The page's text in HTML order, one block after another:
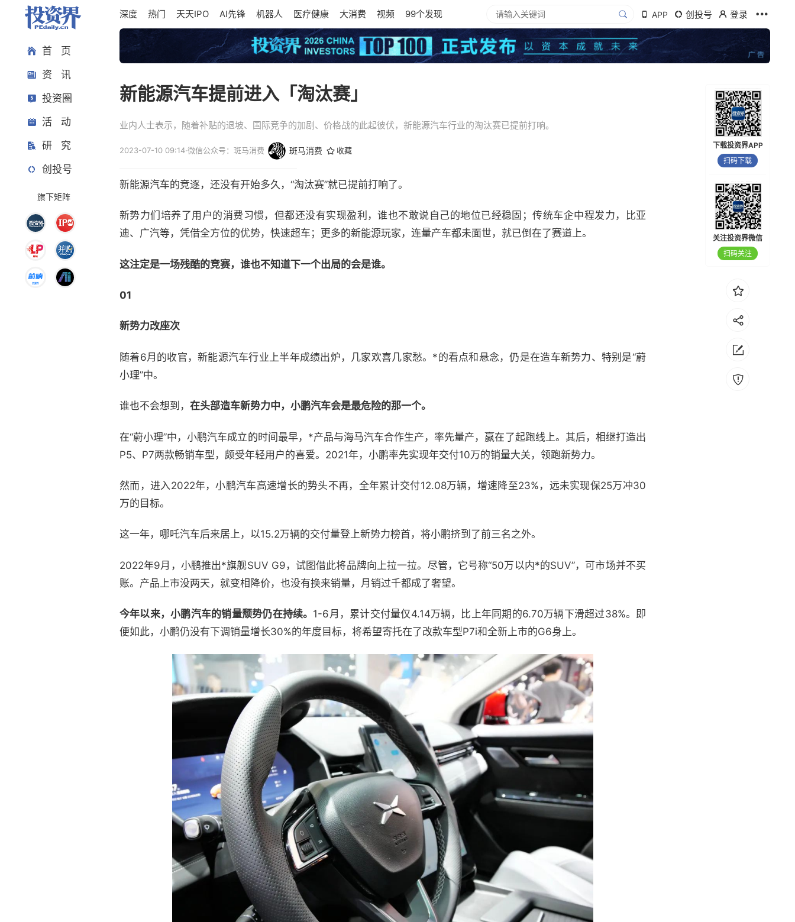
首 页
资 讯
投资圈
活 动
研 究
创投号
旗下矩阵
深度 热门 天天IPO AI先锋 机器人 医疗健康 大消费 视频 99个发现 APP 创投号 登录
新能源汽车提前进入「淘汰赛」
业内人士表示，随着补贴的退坡、国际竞争的加剧、价格战的此起彼伏，新能源汽车行业的淘汰赛已提前打响。
2023-07-10 09:14·微信公众号：斑马消费 斑马消费 收藏
新能源汽车的竞逐，还没有开始多久，“淘汰赛”就已提前打响了。
新势力们培养了用户的消费习惯，但都还没有实现盈利，谁也不敢说自己的地位已经稳固；传统车企中程发力，比亚
迪、广汽等，凭借全方位的优势，快速超车；更多的新能源玩家，连量产车都未面世，就已倒在了赛道上。
这注定是一场残酷的竞赛，谁也不知道下一个出局的会是谁。
01
新势力改座次
随着6月的收官，新能源汽车行业上半年成绩出炉，几家欢喜几家愁。*的看点和悬念，仍是在造车新势力、特别是“蔚
小理”中。
谁也不会想到， 在头部造车新势力中，小鹏汽车会是最危险的那一个。
在“蔚小理”中，小鹏汽车成立的时间最早，*产品与海马汽车合作生产，率先量产，赢在了起跑线上。其后，相继打造出
P5、P7两款畅销车型，颇受年轻用户的喜爱。2021年，小鹏率先实现年交付10万的销量大关，领跑新势力。
然而，进入2022年，小鹏汽车高速增长的势头不再，全年累计交付12.08万辆，增速降至23%，远未实现保25万冲30
万的目标。
这一年，哪吒汽车后来居上，以15.2万辆的交付量登上新势力榜首，将小鹏挤到了前三名之外。
2022年9月，小鹏推出*旗舰SUV G9，试图借此将品牌向上拉一拉。尽管，它号称“50万以内*的SUV”，可市场并不买
账。产品上市没两天，就变相降价，也没有换来销量，月销过千都成了奢望。
今年以来，小鹏汽车的销量颓势仍在持续。 1-6月，累计交付量仅4.14万辆，比上年同期的6.70万辆下滑超过38%。即
便如此，小鹏仍没有下调销量增长30%的年度目标，将希望寄托在了改款车型P7i和全新上市的G6身上。
下载投资界APP
扫码下载
关注投资界微信
扫码关注